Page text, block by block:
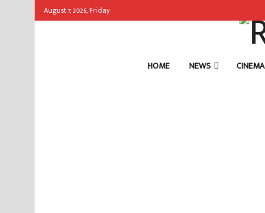
August 7, 2026, Friday
HOME NEWS CINEMA